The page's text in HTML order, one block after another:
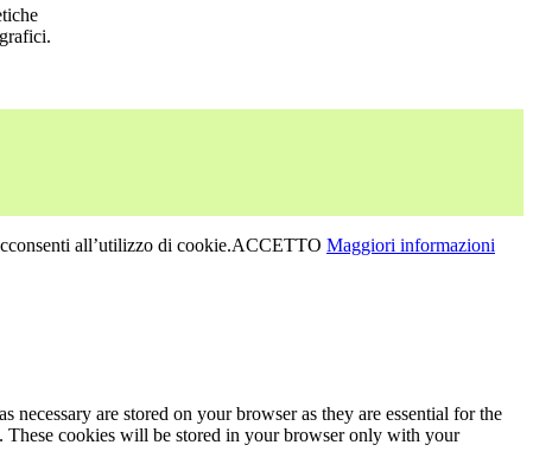
all’utilizzo di cookie.ACCETTO Maggiori informazioni
are stored on your browser as they are essential for the
These cookies will be stored in your browser only with your